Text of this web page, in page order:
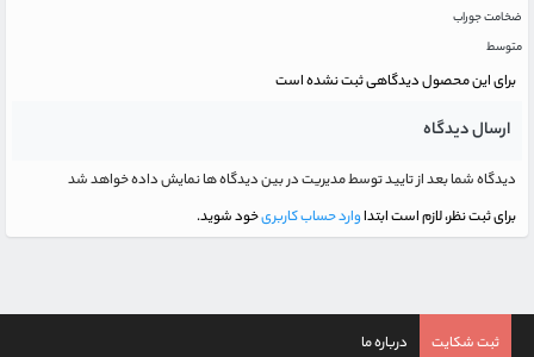
ضخامت جوراب
متوسط
برای این محصول دیدگاهی ثبت نشده است
ارسال دیدگاه
دیدگاه شما بعد از تایید توسط مدیریت در بین دیدگاه ها نمایش داده خواهد شد
برای ثبت نظر، لازم است ابتداوارد حساب کاربریخود شوید.
ثبت شکایت درباره ما